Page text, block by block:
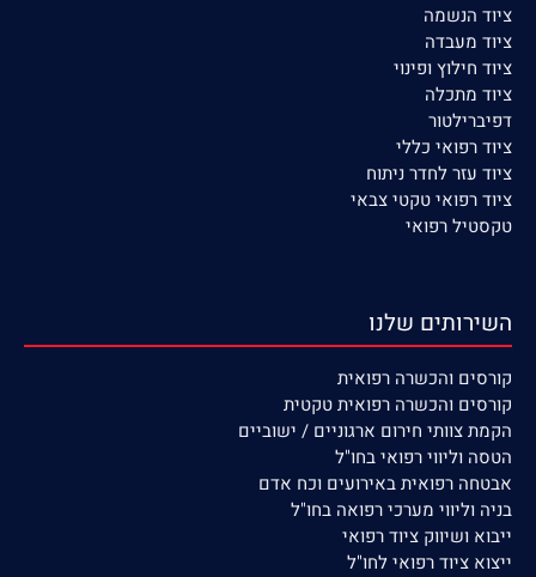
ציוד הנשמה
ציוד מעבדה
ציוד חילוץ ופינוי
ציוד מתכלה
דפיברילטור
ציוד רפואי כללי
ציוד עזר לחדר ניתוח
ציוד רפואי טקטי צבאי
טקסטיל רפואי
השירותים שלנו
קורסים והכשרה רפואית
קורסים והכשרה רפואית טקטית
הקמת צוותי חירום ארגוניים / ישוביים
הטסה וליווי רפואי בחו"ל
אבטחה רפואית באירועים וכח אדם
בניה וליווי מערכי רפואה בחו"ל
ייבוא ושיווק ציוד רפואי
ייצוא ציוד רפואי לחו"ל